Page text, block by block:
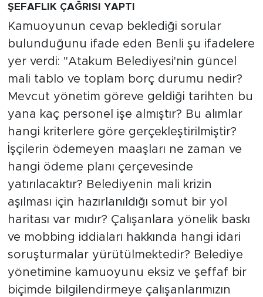
ŞEFAFLIK ÇAĞRISI YAPTI
Kamuoyunun cevap beklediği sorular
bulunduğunu ifade eden Benli şu ifadelere
yer verdi: "Atakum Belediyesi'nin güncel
mali tablo ve toplam borç durumu nedir?
Mevcut yönetim göreve geldiği tarihten bu
yana kaç personel işe almıştır? Bu alımlar
hangi kriterlere göre gerçekleştirilmiştir?
İşçilerin ödemeyen maaşları ne zaman ve
hangi ödeme planı çerçevesinde
yatırılacaktır? Belediyenin mali krizin
aşılması için hazırlanıldığı somut bir yol
haritası var mıdır? Çalışanlara yönelik baskı
ve mobbing iddiaları hakkında hangi idari
soruşturmalar yürütülmektedir? Belediye
yönetimine kamuoyunu eksiz ve şeffaf bir
biçimde bilgilendirmeye çalışanlarımızın